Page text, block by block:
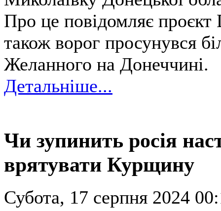
Про це повідомляє проєкт
також ворог просунувся
Желанного на Донеччині.
Детальніше...
Чи зупинить росія
врятувати Курщину
Субота, 17 серпня 2024